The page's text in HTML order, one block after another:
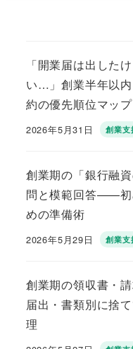
「開業届は出した
い…」創業半年以
約の優先順位マップ
投稿日
2026年5月31日 創業支
創業期の「銀行融
問と模範回答——初
めの準備術
投稿日
2026年5月29日 創業支
創業期の領収書・
届出・書類別に捨
理